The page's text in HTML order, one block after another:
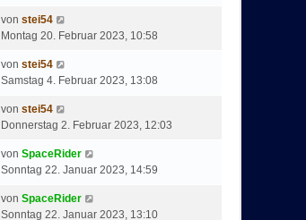
von stei54
Montag 20. Februar 2023, 10:58
von stei54
Samstag 4. Februar 2023, 13:08
von stei54
Donnerstag 2. Februar 2023, 12:03
von SpaceRider
Sonntag 22. Januar 2023, 14:59
von SpaceRider
Sonntag 22. Januar 2023, 13:10